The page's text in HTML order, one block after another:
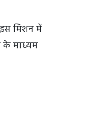
मिशन में
के माध्यम